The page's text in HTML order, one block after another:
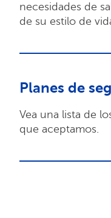
necesidades de
de su estilo de
Planes de
Vea una lista de
que aceptamos.